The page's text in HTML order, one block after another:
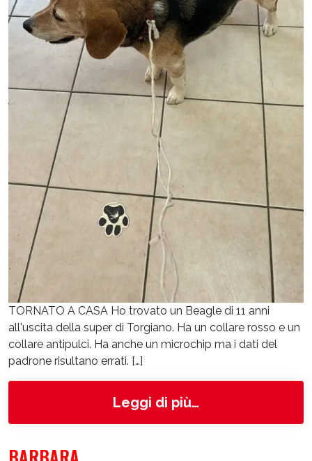
TORNATO A CASA Ho trovato un Beagle di 11 anni
all'uscita della super di Torgiano. Ha un collare rosso e un
collare antipulci. Ha anche un microchip ma i dati del
padrone risultano errati. […]
Leggi di più…from 6464